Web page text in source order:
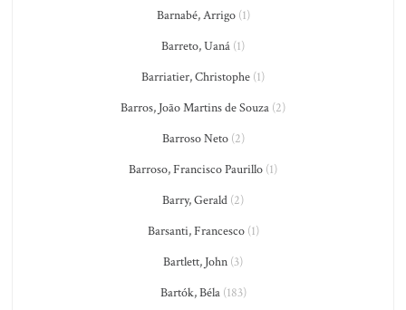
Barnabé, Arrigo(1)
Barreto, Uaná (1)
Barriatier, Christophe (1)
Barros, João Martins de Souza (2)
Barroso Neto(2)
Barroso, Francisco Paurillo (1)
Barry, Gerald (2)
Barsanti, Francesco(1)
Bartlett, John (3)
Bartók, Béla(183)